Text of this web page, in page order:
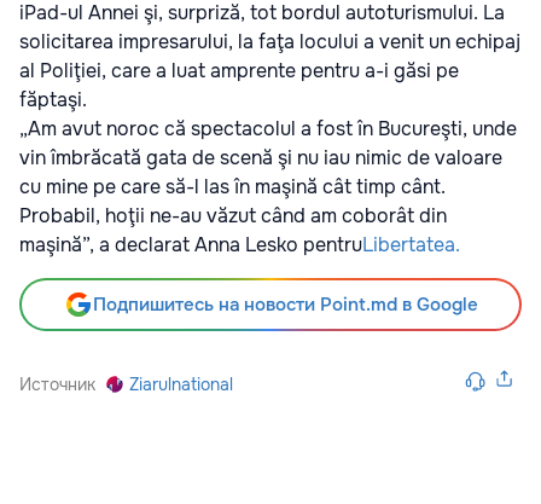
iPad-ul Annei şi, surpriză, tot bordul autoturismului. La
solicitarea impresarului, la faţa locului a venit un echipaj
al Poliţiei, care a luat amprente pentru a-i găsi pe
făptaşi.
„Am avut noroc că spectacolul a fost în Bucureşti, unde
vin îmbrăcată gata de scenă şi nu iau nimic de valoare
cu mine pe care să-l las în maşină cât timp cânt.
Probabil, hoţii ne-au văzut când am coborât din
maşină”, a declarat Anna Lesko pentruLibertatea.
Подпишитесь на новости Point.md в Google
Источник Ziarulnational